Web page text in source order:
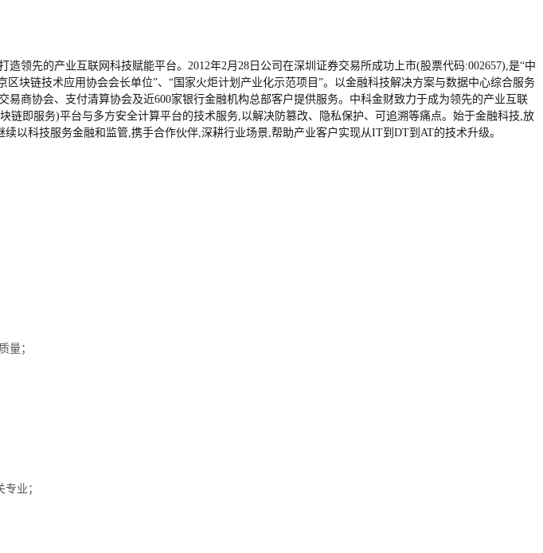
领先的产业互联网科技赋能平台。2012年2月28日公司在深圳证券交易所成功上市(股票代码:002657),是“中
块链技术应用协会会长单位”、“国家火炬计划产业化示范项目”。以金融科技解决方案与数据中心综合服务
商协会、支付清算协会及近600家银行金融机构总部客户提供服务。中科金财致力于成为领先的产业互联
即服务)平台与多方安全计算平台的技术服务,以解决防篡改、隐私保护、可追溯等痛点。始于金融科技,放
以科技服务金融和监管,携手合作伙伴,深耕行业场景,帮助产业客户实现从IT到DT到AT的技术升级。
量；
业；